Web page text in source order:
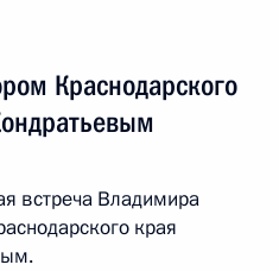
Краснодарского
встреча Владимира
края